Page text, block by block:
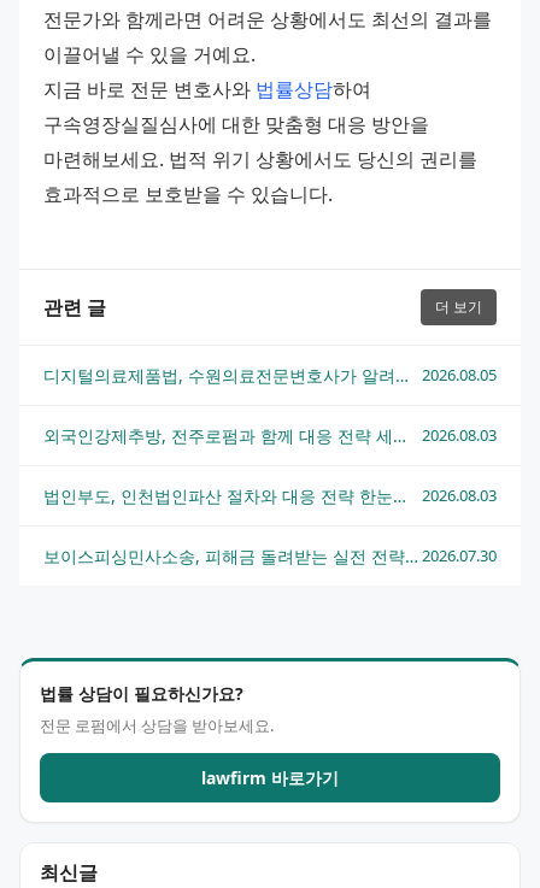
법률 상담이 필요하신가요?
전문 로펌에서 상담을 받아보세요.
lawfirm 바로가기
최신글
전문가와 함께라면 어려운 상황에서도 최선의 결과를
이끌어낼 수 있을 거예요.
지금 바로 전문 변호사와 법률상담하여
구속영장실질심사에 대한 맞춤형 대응 방안을
마련해보세요. 법적 위기 상황에서도 당신의 권리를
효과적으로 보호받을 수 있습니다.
관련 글 더 보기
디지털의료제품법, 수원의료전문변호사가 알려주는 핵심 쟁점과 대응 전략 2026.08.05
외국인강제추방, 전주로펌과 함께 대응 전략 세우는 법 2026.08.03
법인부도, 인천법인파산 절차와 대응 전략 한눈에 정리 2026.08.03
보이스피싱민사소송, 피해금 돌려받는 실전 전략과 수원민사변호사 상담 흐름 2026.07.30